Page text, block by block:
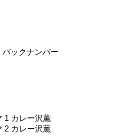
ックナンバー
1 カレー沢薫
2 カレー沢薫